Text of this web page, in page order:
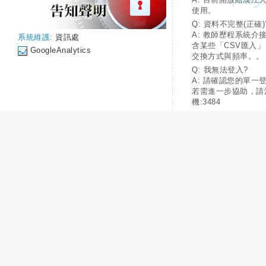
系統維護: 資訊處
GoogleAnalytics
使用。
Q: 資料不完整(正確
A: 教師歷程系統介
含某些「CSV匯入
交換方式與頻率。。
Q: 我無法登入?
A: 請確認您的單一
若需進一步協助，
機:3484